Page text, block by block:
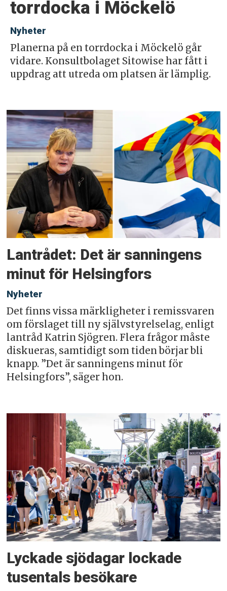
torrdocka i Möckelö
Nyheter
Planerna på en torrdocka i Möckelö går
vidare. Konsultbolaget Sitowise har fått i
uppdrag att utreda om platsen är lämplig.
Lantrådet: Det är sanningens
minut för Helsingfors
Nyheter
Det finns vissa märkligheter i remissvaren
om förslaget till ny självstyrelselag, enligt
lantråd Katrin Sjögren. Flera frågor måste
diskueras, samtidigt som tiden börjar bli
knapp. ”Det är sanningens minut för
Helsingfors”, säger hon.
Lyckade sjödagar lockade
tusentals besökare